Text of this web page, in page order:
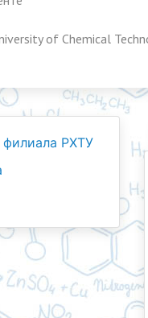
of Chemical
РХТУ